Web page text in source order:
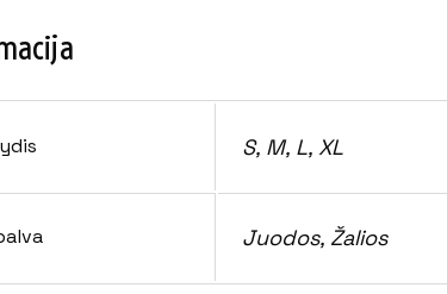
S, M, L, XL
Juodos, Žalios